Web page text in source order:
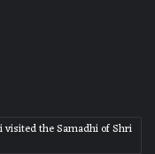
visited the Samadhi of Shri